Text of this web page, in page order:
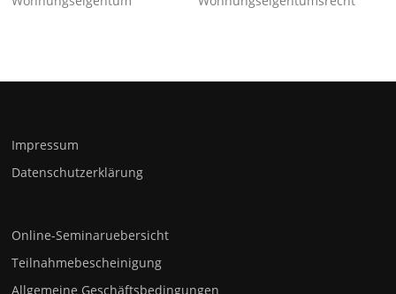
Impressum
Datenschutzerklärung
Online-Seminaruebersicht
Teilnahmebescheinigung
Allgemeine Geschäftsbedingungen